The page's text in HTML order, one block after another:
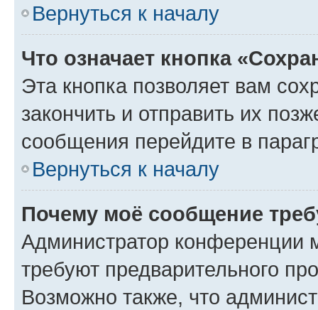
Вернуться к началу
Что означает кнопка
Эта кнопка позволяет вам
закончить и отправить их
сообщения перейдите в
Вернуться к началу
Почему моё сообщение
Администратор конференции
требуют предварительного
Возможно также, что